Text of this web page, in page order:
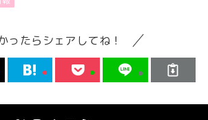
ったらシェアしてね！